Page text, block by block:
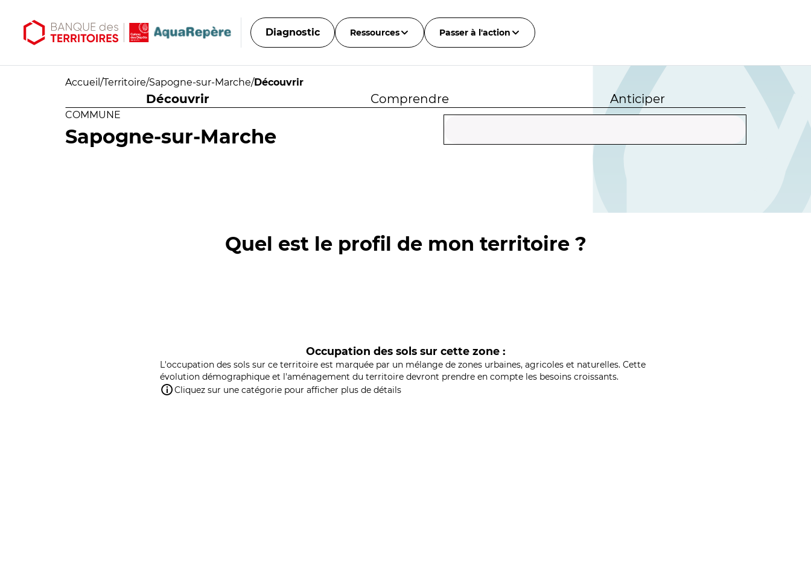
Diagnostic Ressources Passer à l'action
Accueil /Territoire/Sapogne-sur-Marche/Découvrir
Découvrir Comprendre Anticiper
COMMUNE
Sapogne-sur-Marche
Quel est le profil de mon territoire ?
Occupation des sols sur cette zone :
L'occupation des sols sur ce territoire est marquée par un mélange de zones urbaines, agricoles et naturelles. Cette
évolution démographique et l'aménagement du territoire devront prendre en compte les besoins croissants.
Cliquez sur une catégorie pour afficher plus de détails